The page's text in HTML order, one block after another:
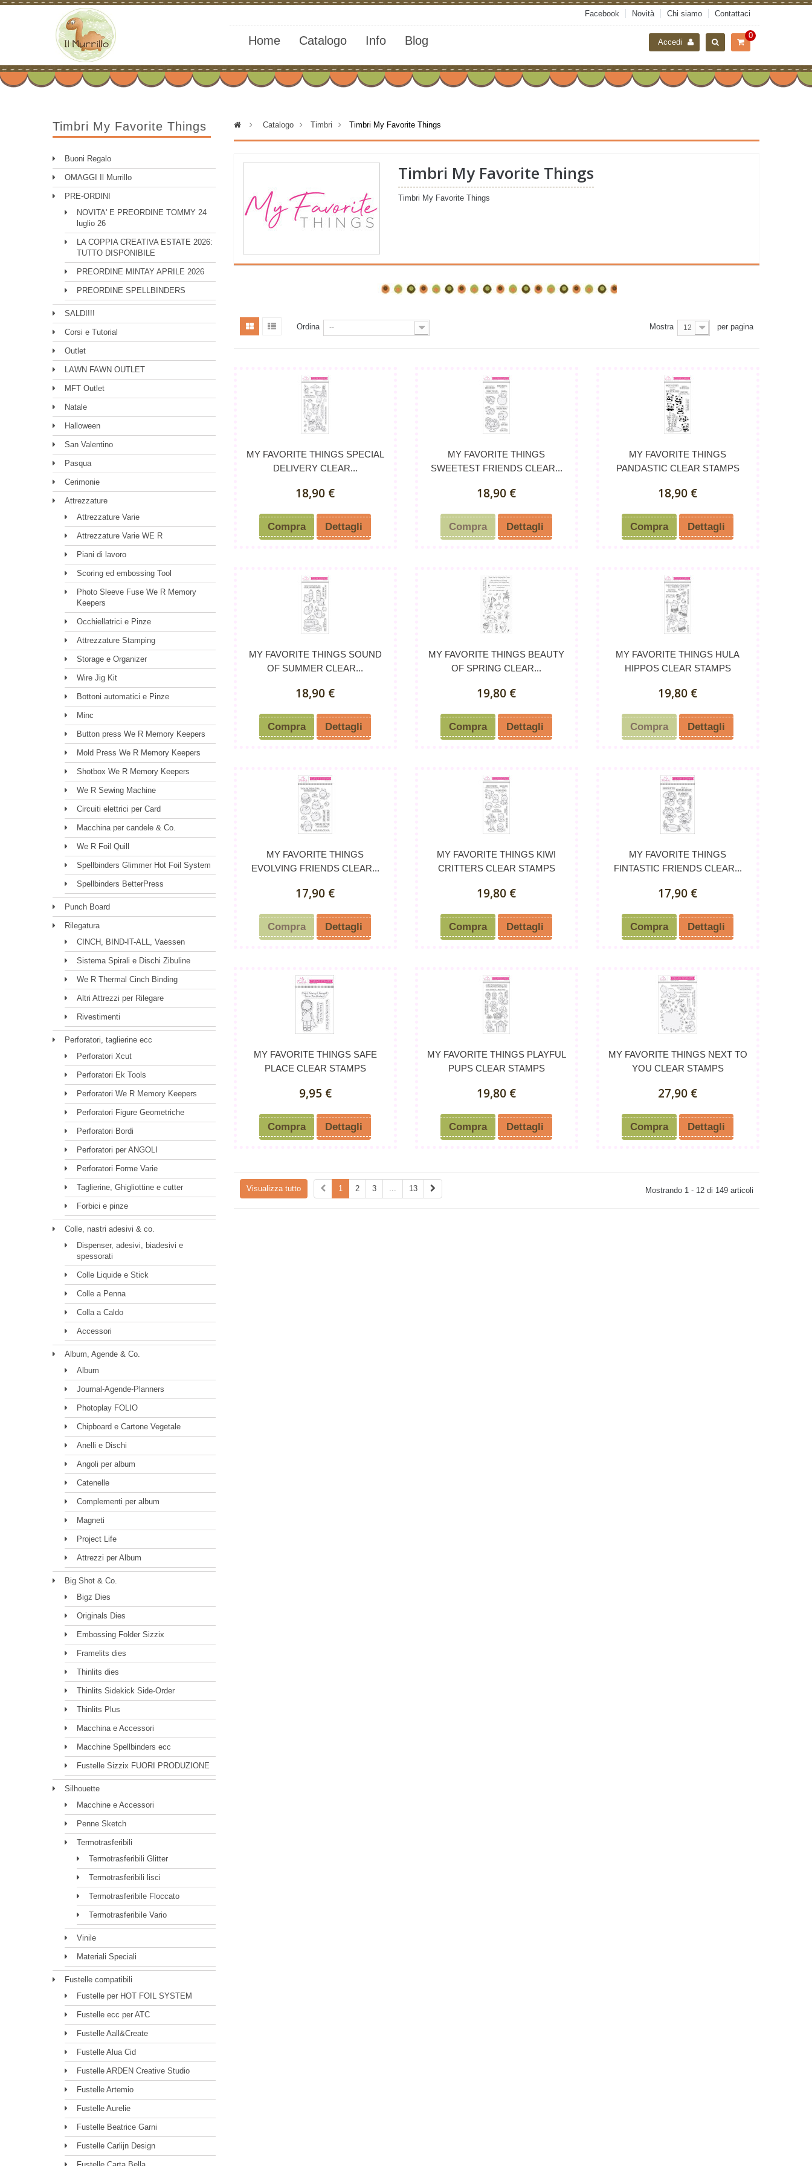
Facebook Novità Chi siamo Contattaci
0
Home Catalogo Info Blog Accedi
Timbri My Favorite Things
Buoni Regalo
OMAGGI Il Murrillo
PRE-ORDINI
NOVITA' E PREORDINE TOMMY 24
luglio 26
LA COPPIA CREATIVA ESTATE 2026:
TUTTO DISPONIBILE
PREORDINE MINTAY APRILE 2026
PREORDINE SPELLBINDERS
SALDI!!!
Corsi e Tutorial
Outlet
LAWN FAWN OUTLET
MFT Outlet
Natale
Halloween
San Valentino
Pasqua
Cerimonie
Attrezzature
Attrezzature Varie
Attrezzature Varie WE R
Piani di lavoro
Scoring ed embossing Tool
Photo Sleeve Fuse We R Memory
Keepers
Occhiellatrici e Pinze
Attrezzature Stamping
Storage e Organizer
Wire Jig Kit
Bottoni automatici e Pinze
Minc
Button press We R Memory Keepers
Mold Press We R Memory Keepers
Shotbox We R Memory Keepers
We R Sewing Machine
Circuiti elettrici per Card
Macchina per candele & Co.
We R Foil Quill
Spellbinders Glimmer Hot Foil System
Spellbinders BetterPress
Punch Board
Rilegatura
CINCH, BIND-IT-ALL, Vaessen
Sistema Spirali e Dischi Zibuline
We R Thermal Cinch Binding
Altri Attrezzi per Rilegare
Rivestimenti
Perforatori, taglierine ecc
Perforatori Xcut
Perforatori Ek Tools
Perforatori We R Memory Keepers
Perforatori Figure Geometriche
Perforatori Bordi
Perforatori per ANGOLI
Perforatori Forme Varie
Taglierine, Ghigliottine e cutter
Forbici e pinze
Colle, nastri adesivi & co.
Dispenser, adesivi, biadesivi e
spessorati
Colle Liquide e Stick
Colle a Penna
Colla a Caldo
Accessori
Album, Agende & Co.
Album
Journal-Agende-Planners
Photoplay FOLIO
Chipboard e Cartone Vegetale
Anelli e Dischi
Angoli per album
Catenelle
Complementi per album
Magneti
Project Life
Attrezzi per Album
Big Shot & Co.
Bigz Dies
Originals Dies
Embossing Folder Sizzix
Framelits dies
Thinlits dies
Thinlits Sidekick Side-Order
Thinlits Plus
Macchina e Accessori
Macchine Spellbinders ecc
Fustelle Sizzix FUORI PRODUZIONE
Silhouette
Macchine e Accessori
Penne Sketch
Termotrasferibili
Termotrasferibili Glitter
Termotrasferibili lisci
Termotrasferibile Floccato
Termotrasferibile Vario
Vinile
Materiali Speciali
Fustelle compatibili
Fustelle per HOT FOIL SYSTEM
Fustelle ecc per ATC
Fustelle Aall&Create
Fustelle Alua Cid
Fustelle ARDEN Creative Studio
Fustelle Artemio
Fustelle Aurelie
Fustelle Beatrice Garni
Fustelle Carlijn Design
> Catalogo > Timbri > Timbri My Favorite Things
Timbri My Favorite Things
Timbri My Favorite Things
Ordina -- Mostra 12 per pagina
MY FAVORITE THINGS SPECIAL
DELIVERY CLEAR...
18,90 €
Compra Dettagli
MY FAVORITE THINGS
SWEETEST FRIENDS CLEAR...
18,90 €
Compra Dettagli
MY FAVORITE THINGS
PANDASTIC CLEAR STAMPS
18,90 €
Compra Dettagli
MY FAVORITE THINGS SOUND
OF SUMMER CLEAR...
18,90 €
Compra Dettagli
MY FAVORITE THINGS BEAUTY
OF SPRING CLEAR...
19,80 €
Compra Dettagli
MY FAVORITE THINGS HULA
HIPPOS CLEAR STAMPS
19,80 €
Compra Dettagli
MY FAVORITE THINGS
EVOLVING FRIENDS CLEAR...
17,90 €
Compra Dettagli
MY FAVORITE THINGS KIWI
CRITTERS CLEAR STAMPS
19,80 €
Compra Dettagli
MY FAVORITE THINGS
FINTASTIC FRIENDS CLEAR...
17,90 €
Compra Dettagli
MY FAVORITE THINGS SAFE
PLACE CLEAR STAMPS
9,95 €
Compra Dettagli
MY FAVORITE THINGS PLAYFUL
PUPS CLEAR STAMPS
19,80 €
Compra Dettagli
MY FAVORITE THINGS NEXT TO
YOU CLEAR STAMPS
27,90 €
Compra Dettagli
Visualizza tutto 1 2 3 ... 13 Mostrando 1 - 12 di 149 articoli